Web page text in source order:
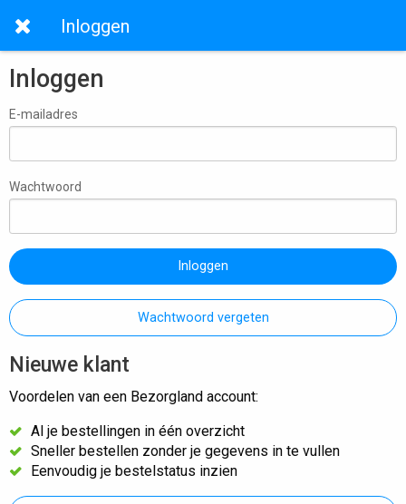
Inloggen
Inloggen
E-mailadres
Wachtwoord
Inloggen
Wachtwoord vergeten
Nieuwe klant
Voordelen van een Bezorgland account:
Al je bestellingen in één overzicht
Sneller bestellen zonder je gegevens in te vullen
Eenvoudig je bestelstatus inzien